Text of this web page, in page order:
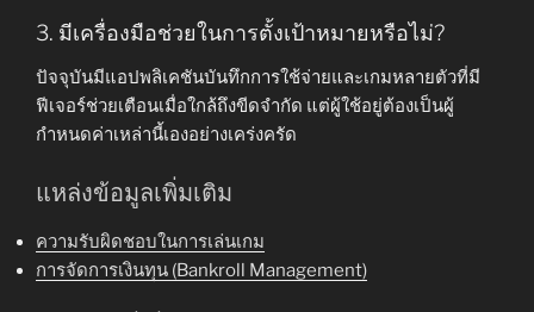
3. มีเครื่องมือช่วยในการตั้งเป้าหมายหรือไม่?
ปัจจุบันมีแอปพลิเคชันบันทึกการใช้จ่ายและเกมหลายตัวที่มี
ฟีเจอร์ช่วยเตือนเมื่อใกล้ถึงขีดจำกัด แต่ผู้ใช้อยู่ต้องเป็นผู้
กำหนดค่าเหล่านี้เองอย่างเคร่งครัด
แหล่งข้อมูลเพิ่มเติม
ความรับผิดชอบในการเล่นเกม
การจัดการเงินทุน (Bankroll Management)